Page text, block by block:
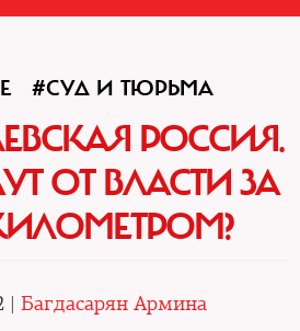
#СУД И ТЮРЬМА
РОССИЯ.
ОТ ВЛАСТИ ЗА
| Багдасарян Армина